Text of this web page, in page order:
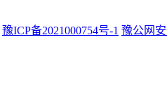
豫ICP备2021000754号-1 豫公网安